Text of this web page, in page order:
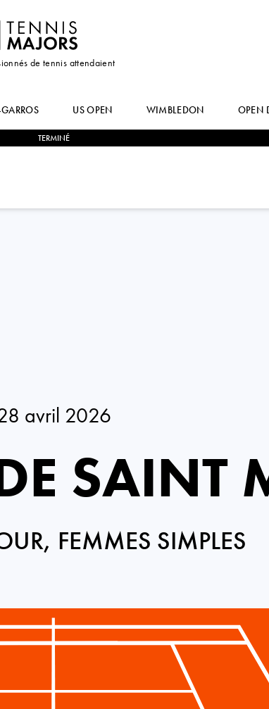
de tennis attendaient
US OPEN WIMBLEDON OPEN
TERMINÉ
avril 2026
SAINT
FEMMES SIMPLES